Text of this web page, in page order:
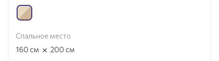
Спальное место
160 см × 200 см